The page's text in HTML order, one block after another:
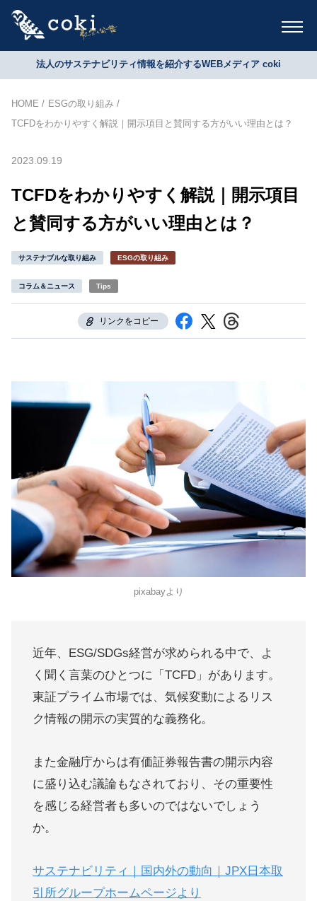
法人のサステナビリティ情報を紹介するWEBメディア coki
HOME
ESGの取り組み
TCFDをわかりやすく解説｜開示項目と賛同する方がいい理由とは？
2023.09.19
TCFDをわかりやすく解説｜開示項目
と賛同する方がいい理由とは？
サステナブルな取り組み ESGの取り組み
コラム＆ニュース Tips
リンクをコピー
pixabayより
近年、ESG/SDGs経営が求められる中で、よ
く聞く言葉のひとつに「TCFD」があります。
東証プライム市場では、気候変動によるリス
ク情報の開示の実質的な義務化。
また金融庁からは有価証券報告書の開示内容
に盛り込む議論もなされており、その重要性
を感じる経営者も多いのではないでしょう
か。
サステナビリティ｜国内外の動向｜JPX日本取
引所グループホームページより